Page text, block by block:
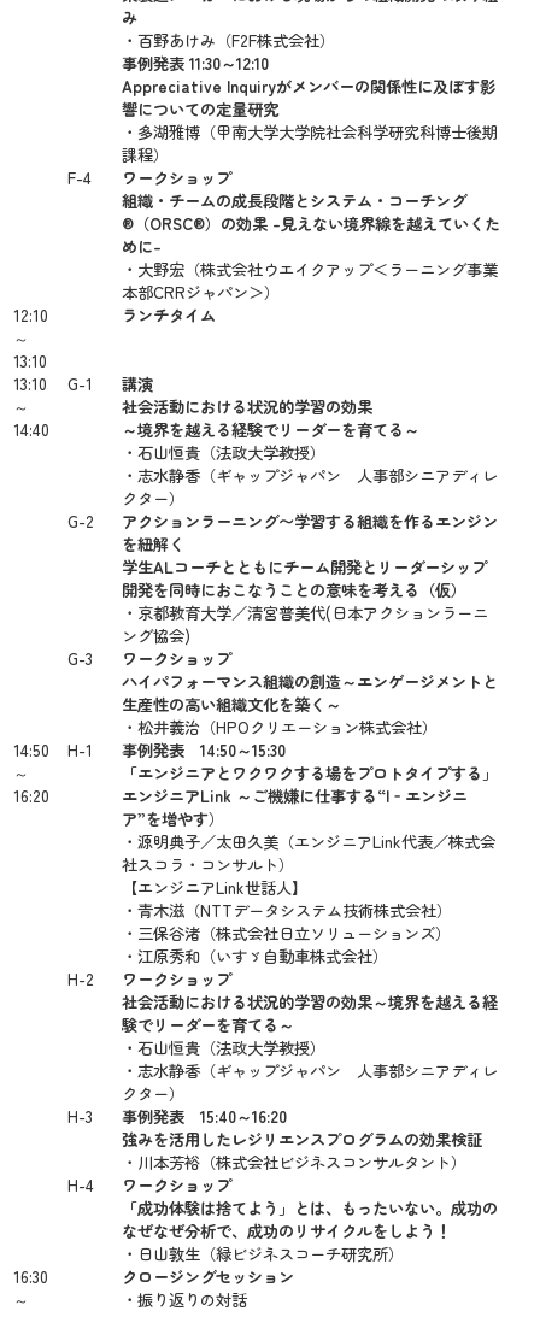
み
・百野あけみ（F2F株式会社）
事例発表 11:30～12:10
Appreciative Inquiryがメンバーの関係性に及ぼす影
響についての定量研究
・多湖雅博（甲南大学大学院社会科学研究科博士後期
課程）
F-4
ワークショップ
組織・チームの成長段階とシステム・コーチング
®（ORSC®）の効果 -見えない境界線を越えていくた
めに-
・大野宏（株式会社ウエイクアップ＜ラーニング事業
本部CRRジャパン＞）
12:10
～
13:10
ランチタイム
13:10
～
14:40
G-1
講演
社会活動における状況的学習の効果
～境界を越える経験でリーダーを育てる～
・石山恒貴（法政大学教授）
・志水静香（ギャップジャパン 人事部シニアディレ
クター）
G-2
アクションラーニング〜学習する組織を作るエンジン
を紐解く
学生ALコーチとともにチーム開発とリーダーシップ
開発を同時におこなうことの意味を考える（仮）
・京都教育大学／清宮普美代(日本アクションラーニ
ング協会)
G-3
ワークショップ
ハイパフォーマンス組織の創造～エンゲージメントと
生産性の高い組織文化を築く～
・松井義治（HPOクリエーション株式会社）
14:50
～
16:20
H-1
事例発表 14:50～15:30
「エンジニアとワクワクする場をプロトタイプする」
エンジニアLink ～ご機嫌に仕事する“I‐エンジニ
ア”を増やす）
・源明典子／太田久美（エンジニアLink代表／株式会
社スコラ・コンサルト）
【エンジニアLink世話人】
・青木滋（NTTデータシステム技術株式会社）
・三保谷渚（株式会社日立ソリューションズ）
・江原秀和（いすゞ自動車株式会社）
H-2
ワークショップ
社会活動における状況的学習の効果～境界を越える経
験でリーダーを育てる～
・石山恒貴（法政大学教授）
・志水静香（ギャップジャパン 人事部シニアディレ
クター）
H-3
事例発表 15:40～16:20
強みを活用したレジリエンスプログラムの効果検証
・川本芳裕（株式会社ビジネスコンサルタント）
H-4
ワークショップ
「成功体験は捨てよう」とは、もったいない。成功の
なぜなぜ分析で、成功のリサイクルをしよう！
・日山敦生（緑ビジネスコーチ研究所）
16:30
～
クロージングセッション
・振り返りの対話